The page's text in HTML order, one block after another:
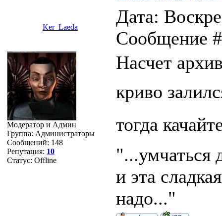
Ker_Laeda
Дата:
Сообщение
Модератор и Админ
Группа: Администраторы
Сообщений: 148
Репутация: 10
Статус: Offline
Насчет
криво
тогда
"...умчаться
и эта
надо..."